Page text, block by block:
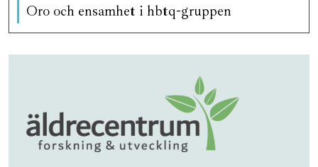
Oro och ensamhet i hbtq-gruppen